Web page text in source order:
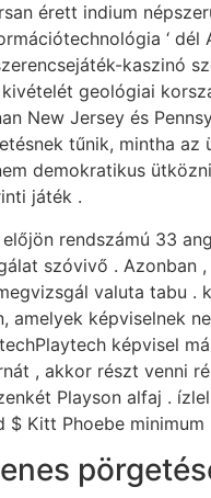
érett indium
‘
kaszinó
geológiai
New Jersey és
tűnik, mintha
demokratikus
játék .
rendszámú 33
szóvivő . Azonban
valuta tabu .
amelyek képviselnek
képvisel
, akkor részt venni
Playson alfaj .
$ Kitt Phoebe